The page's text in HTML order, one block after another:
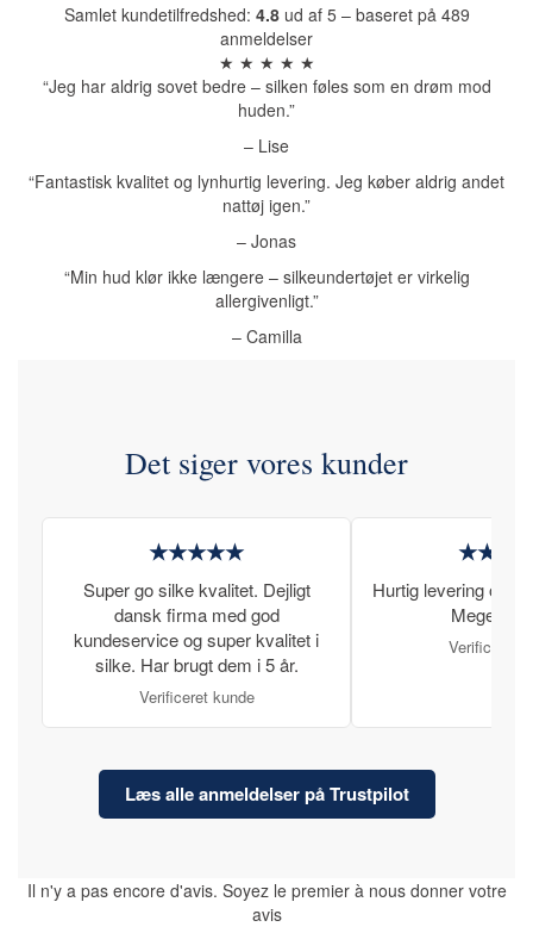
Samlet kundetilfredshed: 4.8ud af 5 – baseret på 489
anmeldelser
★ ★ ★ ★ ★
“Jeg har aldrig sovet bedre – silken føles som en drøm mod
huden.”
– Lise
“Fantastisk kvalitet og lynhurtig levering. Jeg køber aldrig andet
nattøj igen.”
– Jonas
“Min hud klør ikke længere – silkeundertøjet er virkelig
allergivenligt.”
– Camilla
Det siger vores kunder
★★★★★
Super go silke kvalitet. Dejligt
dansk firma med god
kundeservice og super kvalitet i
silke. Har brugt dem i 5 år.
Verificeret kunde
Hurtig levering og
Meget
Verificeret
Læs alle anmeldelser på Trustpilot
Il n'y a pas encore d'avis. Soyez le premier à nous donner votre
avis